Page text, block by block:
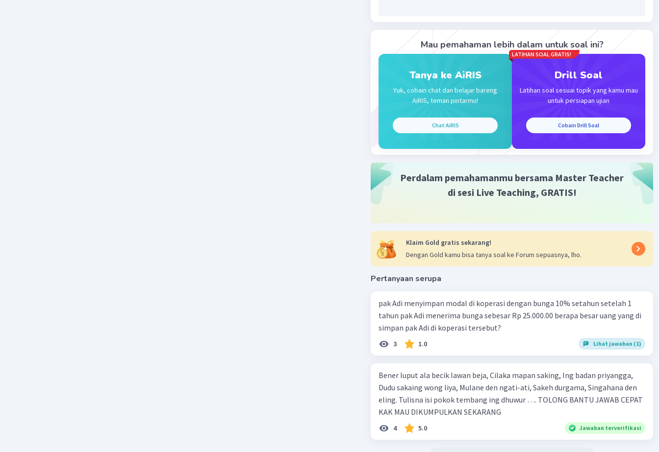
Beri Rating
Mau pemahaman lebih dalam untuk soal ini?
Tanya ke AiRIS
Yuk, cobain chat dan belajar bareng
AiRIS, teman pintarmu!
Chat AiRIS
LATIHAN SOAL GRATIS!
Drill Soal
Latihan soal sesuai topik yang kamu mau
untuk persiapan ujian
Cobain Drill Soal
Perdalam pemahamanmu bersama Master Teacher
di sesi Live Teaching, GRATIS!
Klaim Gold gratis sekarang!
Dengan Gold kamu bisa tanya soal ke Forum sepuasnya, lho.
Pertanyaan serupa
pak Adi menyimpan modal di koperasi dengan bunga 10% setahun setelah 1
tahun pak Adi menerima bunga sebesar Rp 25.000.00 berapa besar uang yang di
simpan pak Adi di koperasi tersebut?
3 1.0 Lihat jawaban (1)
Bener luput ala becik lawan beja, Cilaka mapan saking, Ing badan priyangga,
Dudu sakaing wong liya, Mulane den ngati-ati, Sakeh durgama, Singahana den
eling. Tulisna isi pokok tembang ing dhuwur …. TOLONG BANTU JAWAB CEPAT
KAK MAU DIKUMPULKAN SEKARANG
4 5.0 Jawaban terverifikasi